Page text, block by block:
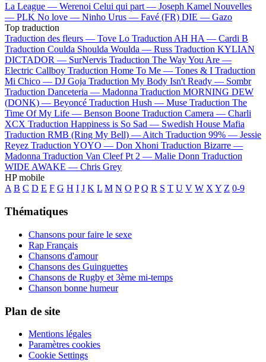
La League — Werenoi Celui qui part — Joseph Kamel Nouvelles
— PLK No love — Ninho Urus — Favé (FR) DIE — Gazo
Top traduction
Traduction des fleurs — Tove Lo Traduction AH HA — Cardi B
Traduction Coulda Shoulda Woulda — Russ Traduction KYLIAN
DICTADOR — SurNervis Traduction The Way You Are —
Electric Callboy Traduction Home To Me — Tones & I Traduction
Mi Chico — DJ Goja Traduction My Body Isn't Ready — Sombr
Traduction Danceteria — Madonna Traduction MORNING DEW
(DONK) — Beyoncé Traduction Hush — Muse Traduction The
Time Of My Life — Benson Boone Traduction Camera — Charli
XCX Traduction Happiness is So Sad — Swedish House Mafia
Traduction RMB (Ring My Bell) —Aitch Traduction 99% — Jessie
Reyez Traduction YOYO — Don Xhoni Traduction Bizarre —
Madonna Traduction Van Cleef Pt 2 — Malie Donn Traduction
WIDE AWAKE — Chris Grey
HP mobile
A B C D E F G H I J K L M N O P Q R S T U V W XY Z 0-9
Thématiques
Chansons pour faire le sexe
Rap Français
Chansons d'amour
Chansons des Guinguettes
Chansons de Rugby et 3ème mi-temps
Chanson bonne humeur
Plan de site
Mentions légales
Paramètres cookies
Cookie Settings